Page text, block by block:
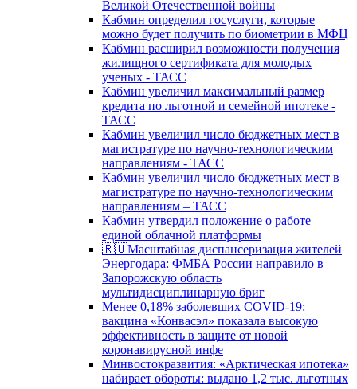
Великой Отечественной войны
Кабмин определил госуслуги, которые
можно будет получить по биометрии в МФЦ
Кабмин расширил возможности получения
жилищного сертификата для молодых
ученых - ТАСС
Кабмин увеличил максимальный размер
кредита по льготной и семейной ипотеке -
ТАСС
Кабмин увеличил число бюджетных мест в
магистратуре по научно-технологическим
направлениям - ТАСС
Кабмин увеличил число бюджетных мест в
магистратуре по научно-технологическим
направлениям – ТАСС
Кабмин утвердил положение о работе
единой облачной платформы
🇷🇺Масштабная диспансеризация жителей
Энергодара: ФМБА России направило в
Запорожскую область
мультидисциплинарную бриг
Менее 0,18% заболевших COVID-19:
вакцина «Конвасэл» показала высокую
эффективность в защите от новой
коронавирусной инфе
Минвостокразвития: «Арктическая ипотека»
набирает обороты: выдано 1,2 тыс. льготных